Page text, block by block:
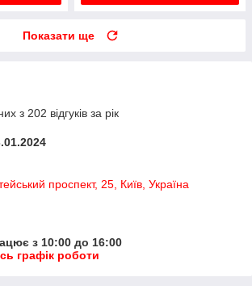
Показати ще
з 202 відгуків за рік
проспект, 25, Київ, Україна
з 10:00 до 16:00
графік роботи